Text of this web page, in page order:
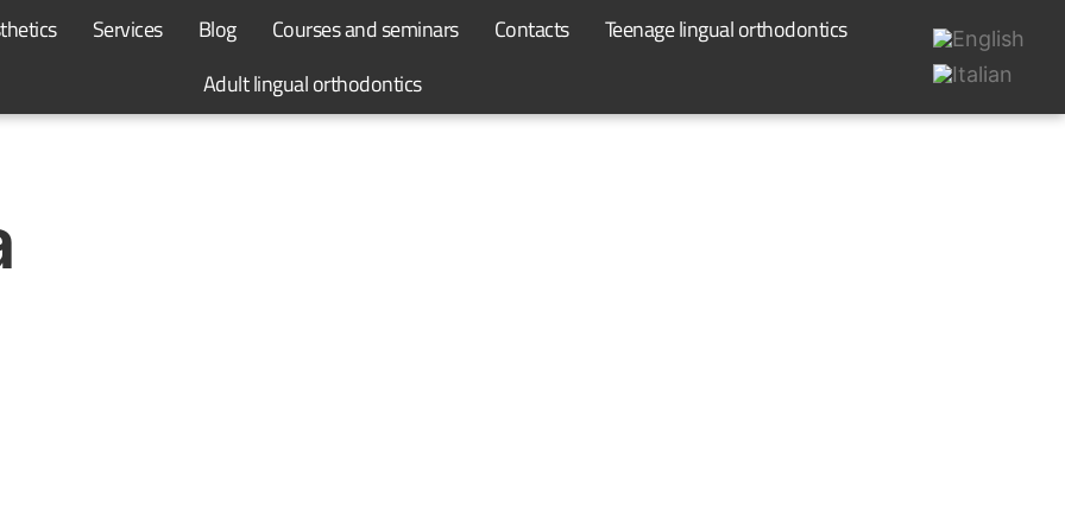
Services Blog Courses and seminars Contacts
Teenage lingual orthodontics
Adult lingual orthodontics